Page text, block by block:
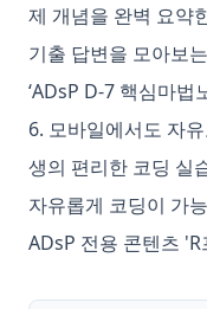
제 개념을 완벽 요약
기출 답변을 모아보
‘ADsP D-7 핵심마법
6. 모바일에서도 자유
생의 편리한 코딩 실
자유롭게 코딩이 가
ADsP 전용 콘텐츠